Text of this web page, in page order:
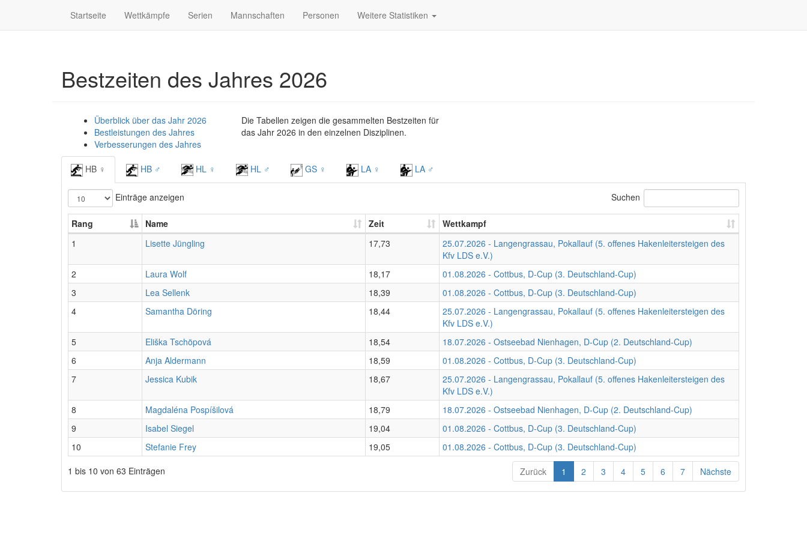
Startseite Wettkämpfe Serien Mannschaften Personen Weitere Statistiken
Bestzeiten des Jahres 2026
Überblick über das Jahr 2026
Bestleistungen des Jahres
Verbesserungen des Jahres
Die Tabellen zeigen die gesammelten Bestzeiten für
das Jahr 2026 in den einzelnen Disziplinen.
HB ♀ HB ♂ HL ♀ HL ♂ GS ♀ LA ♀ LA ♂
Einträge anzeigen Suchen
Rang Name Zeit
Wettkampf
1
Lisette Jüngling 17,73
25.07.2026 - Langengrassau, Pokallauf (5. offenes Hakenleitersteigen des
Kfv LDS e.V.)
2
Laura Wolf 18,17
01.08.2026 - Cottbus, D-Cup (3. Deutschland-Cup)
3
Lea Sellenk 18,39
01.08.2026 - Cottbus, D-Cup (3. Deutschland-Cup)
4
Samantha Döring 18,44
25.07.2026 - Langengrassau, Pokallauf (5. offenes Hakenleitersteigen des
Kfv LDS e.V.)
5
Eliška Tschöpová 18,54
18.07.2026 - Ostseebad Nienhagen, D-Cup (2. Deutschland-Cup)
6
Anja Aldermann 18,59
01.08.2026 - Cottbus, D-Cup (3. Deutschland-Cup)
7
Jessica Kubik 18,67
25.07.2026 - Langengrassau, Pokallauf (5. offenes Hakenleitersteigen des
Kfv LDS e.V.)
8
Magdaléna Pospíšilová 18,79
18.07.2026 - Ostseebad Nienhagen, D-Cup (2. Deutschland-Cup)
9
Isabel Siegel 19,04
01.08.2026 - Cottbus, D-Cup (3. Deutschland-Cup)
10
Stefanie Frey 19,05
01.08.2026 - Cottbus, D-Cup (3. Deutschland-Cup)
1 bis 10 von 63 Einträgen
Zurück 1 2 3 4 5 6 7 Nächste